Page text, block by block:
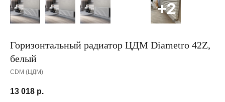
Горизонтальный радиатор ЦДМ Diametro 42Z,
белый
CDM (ЦДМ)
13 018 р.